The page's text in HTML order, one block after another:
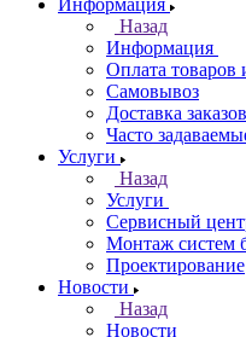
Информация
Назад
Информация
Оплата товаров
Самовывоз
Доставка заказов
Часто
Услуги
Назад
Услуги
Сервисный
Монтаж систем
Проектирование
Новости
Назад
Новости